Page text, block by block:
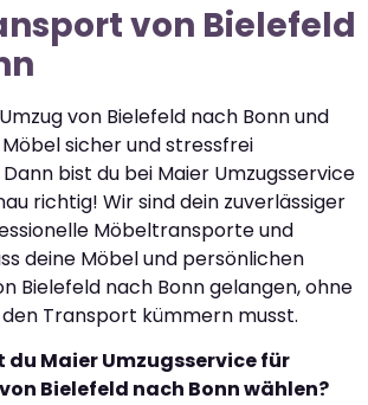
von Bielefeld
von Bielefeld nach Bonn und
sicher und stressfrei
bist du bei Maier Umzugsservice
richtig! Wir sind dein zuverlässiger
Möbeltransporte und
deine Möbel und persönlichen
Bielefeld nach Bonn gelangen, ohne
Transport kümmern musst.
Maier Umzugsservice für
Bielefeld nach Bonn wählen?